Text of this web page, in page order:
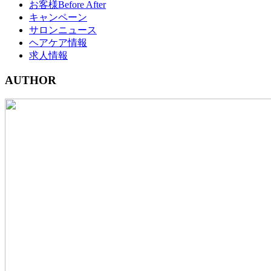
お客様Before After
キャンペーン
サロンニュース
ヘアケア情報
求人情報
AUTHOR